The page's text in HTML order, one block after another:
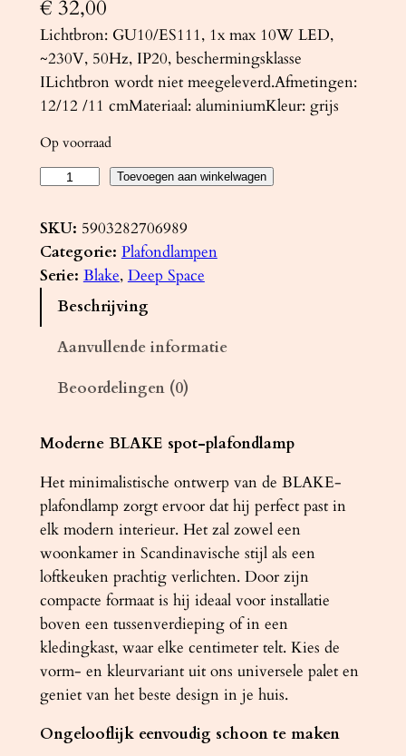
€ 32,00
Lichtbron: GU10/ES111, 1x max 10W LED,
~230V, 50Hz, IP20, beschermingsklasse
ILichtbron wordt niet meegeleverd.Afmetingen:
12/12 /11 cmMateriaal: aluminiumKleur: grijs
Op voorraad
a
f
o
B
A
K
E
g
r
i
j
s
a
a
t
Toevoegen aan winkelwagen
SKU: 5903282706989
Categorie: Plafondlampen
Serie: Blake, Deep Space
Beschrijving
Aanvullende informatie
Beoordelingen (0)
Moderne BLAKE spot-plafondlamp
Het minimalistische ontwerp van de BLAKE-
plafondlamp zorgt ervoor dat hij perfect past in
elk modern interieur. Het zal zowel een
woonkamer in Scandinavische stijl als een
loftkeuken prachtig verlichten. Door zijn
compacte formaat is hij ideaal voor installatie
boven een tussenverdieping of in een
kledingkast, waar elke centimeter telt. Kies de
vorm- en kleurvariant uit ons universele palet en
geniet van het beste design in je huis.
Ongelooflijk eenvoudig schoon te maken